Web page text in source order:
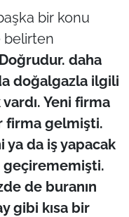
bir konu
belirten
Doğrudur. daha
doğalgazla ilgili
Yeni firma
firma gelmişti.
ya da iş yapacak
de buranın
gibi kısa bir